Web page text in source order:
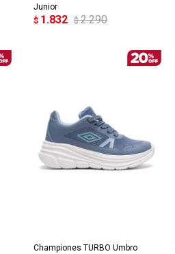
Junior
$ 1.832 $ 2.290
Championes TURBO Umbro